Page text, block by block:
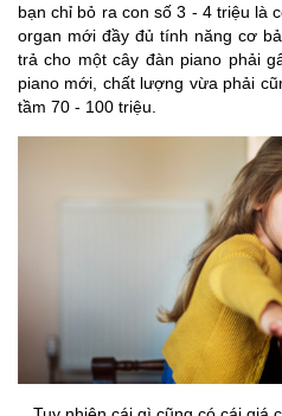
bạn chỉ bỏ ra con số 3 - 4 triệu là
organ mới đầy đủ tính năng cơ
trả cho một cây đàn piano phải
piano mới, chất lượng vừa phải
tầm 70 - 100 triệu.